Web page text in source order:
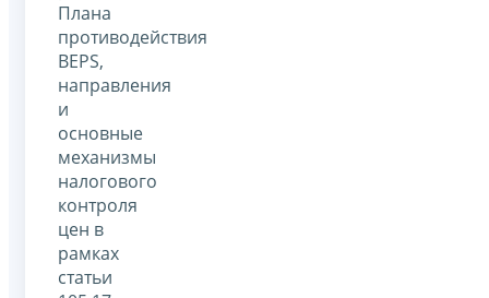
Плана
противодействия
BEPS,
направления
и
основные
механизмы
налогового
контроля
цен в
рамках
статьи